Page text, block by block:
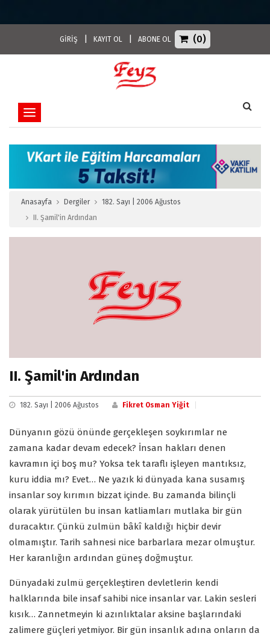
GİRİŞ KAYIT OL ABONE OL (0)
Toggle navigation
Anasayfa Dergiler
182. Sayı | 2006 Ağustos
II. Şamil'in Ardından
II. Şamil'in Ardından
182. Sayı | 2006 Ağustos Fikret Osman Yiğit
Dünyanın gözü önünde gerçekleşen soykırımlar ne
zamana kadar devam edecek? İnsan hakları denen
kavramın içi boş mu? Yoksa tek taraflı işleyen mantıksız,
kuru iddia mı? Evet… Ne yazık ki dünyada kana susamış
insanlar soy kırımın bizzat içinde. Bu zamanda bilinçli
olarak yürütülen bu insan katliamları mutlaka bir gün
duracaktır. Çünkü zulmün bâkî kaldığı hiçbir devir
olmamıştır. Tarih sahnesi nice barbarlara mezar olmuştur.
Her karanlığın ardından güneş doğmuştur.
Dünyadaki zulmü gerçekleştiren devletlerin kendi
halklarında bile insaf sahibi nice insanlar var. Lakin sesleri
kısık… Zannetmeyin ki azınlıktalar aksine başlarındaki
zalimere güçleri yetmiyor. Bir gün insanlık adına onların da